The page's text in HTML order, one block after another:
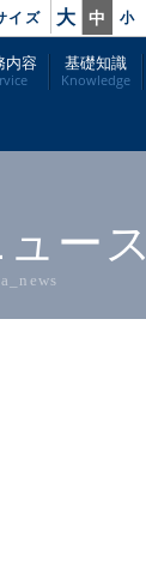
内容 基礎知識
Knowledge
イズ 大 中 小
ース